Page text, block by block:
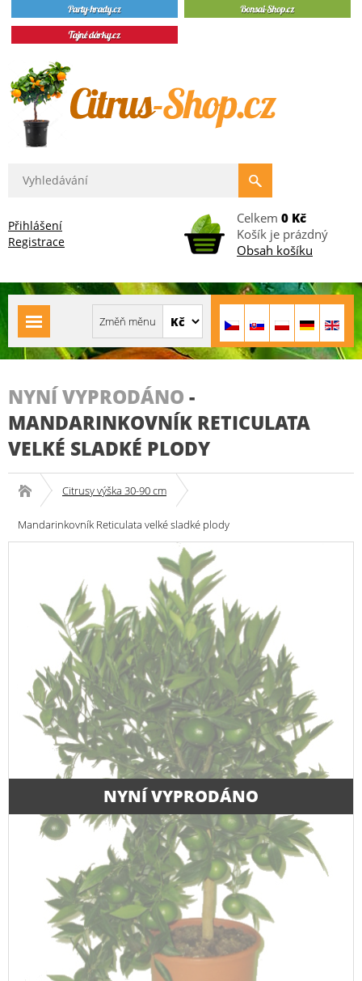
Přihlášení
Registrace
Celkem 0 Kč
Košík je prázdný
Obsah košíku
NYNÍ VYPRODÁNO -
MANDARINKOVNÍK RETICULATA
VELKÉ SLADKÉ PLODY
Citrusy výška 30-90 cm
Mandarinkovník Reticulata velké sladké plody
NYNÍ VYPRODÁNO